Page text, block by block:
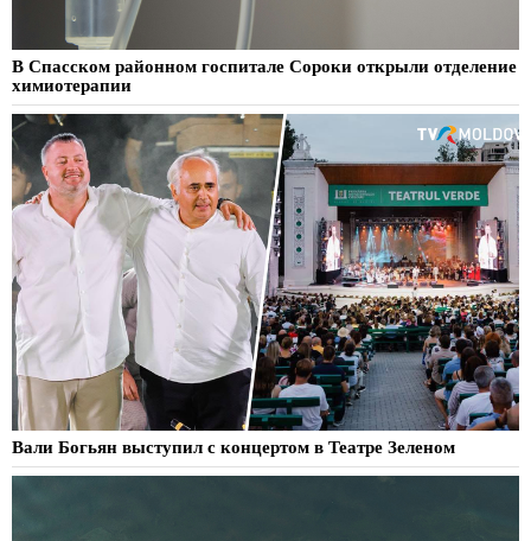
В Спасском районном госпитале Сороки открыли отделение
химиотерапии
Вали Богьян выступил с концертом в Театре Зеленом